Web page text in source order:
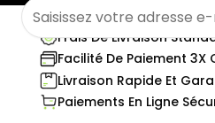
Frais De Livraison
Facilité De Paiement 3X
Livraison Rapide Et
Paiements En Ligne